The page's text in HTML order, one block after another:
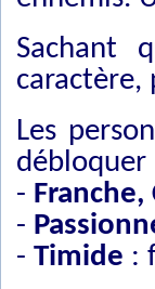
Sachant
caractère,
Les
débloquer
- Franche,
-
- Timide :